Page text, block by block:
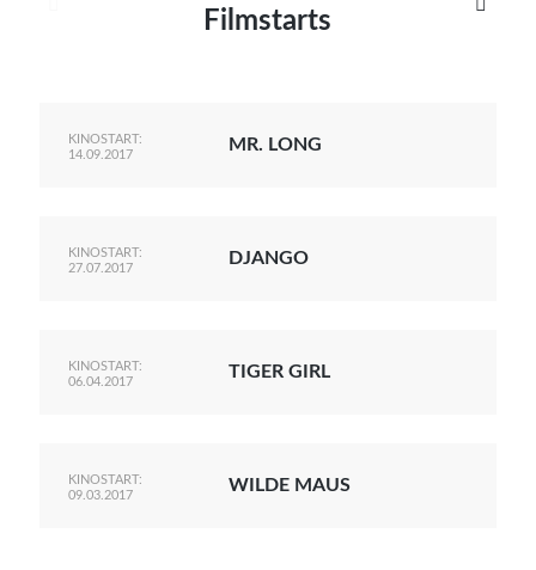
Filmstarts
KINOSTART:
14.09.2017
MR. LONG
KINOSTART:
27.07.2017
DJANGO
KINOSTART:
06.04.2017
TIGER GIRL
KINOSTART:
09.03.2017
WILDE MAUS